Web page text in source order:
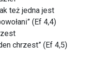
też jedna jest
(Ef 4,4)
chrzest” (Ef 4,5)